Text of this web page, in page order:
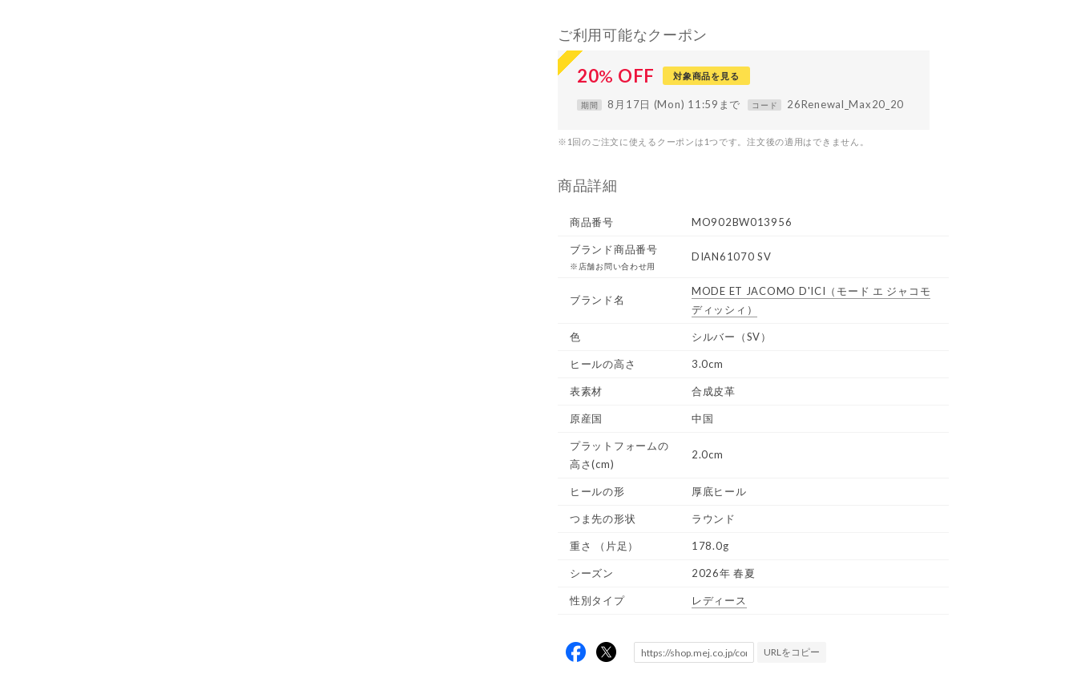
ご利用可能なクーポン
20% OFF 対象商品を見る
期間 8月17日 (Mon) 11:59まで コード 26Renewal_Max20_20
※1回のご注文に使えるクーポンは1つです。注文後の適用はできません。
商品詳細
商品番号 MO902BW013956
ブランド商品番号
※店舗お問い合わせ用
DIAN61070 SV
ブランド名
MODE ET JACOMO D'ICI （モード エ ジャコモ
ディッシィ）
色 シルバー（SV）
ヒールの高さ 3.0cm
表素材 合成皮革
原産国 中国
プラットフォームの
高さ(cm)
2.0cm
ヒールの形 厚底ヒール
つま先の形状 ラウンド
重さ （片足） 178.0g
シーズン 2026年 春夏
性別タイプ レディース
URLをコピー